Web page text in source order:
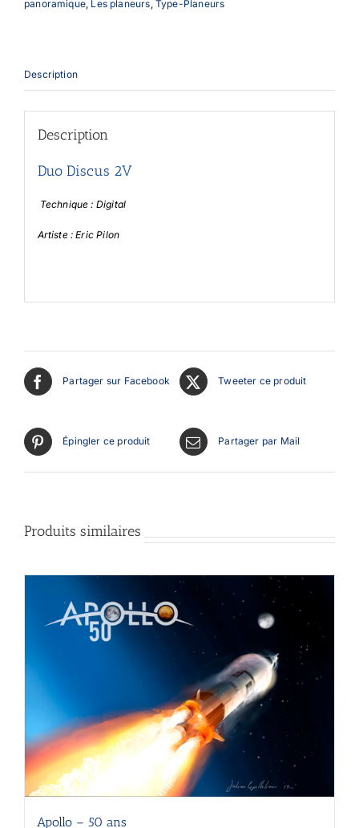
vues
panoramique, Les planeurs, Type-Planeurs
Description
Description
Duo Discus 2V
Technique : Digital
Artiste : Eric Pilon
Partager sur Facebook Tweeter ce produit
Épingler ce produit Partager par Mail
Produits similaires
Apollo – 50 ans